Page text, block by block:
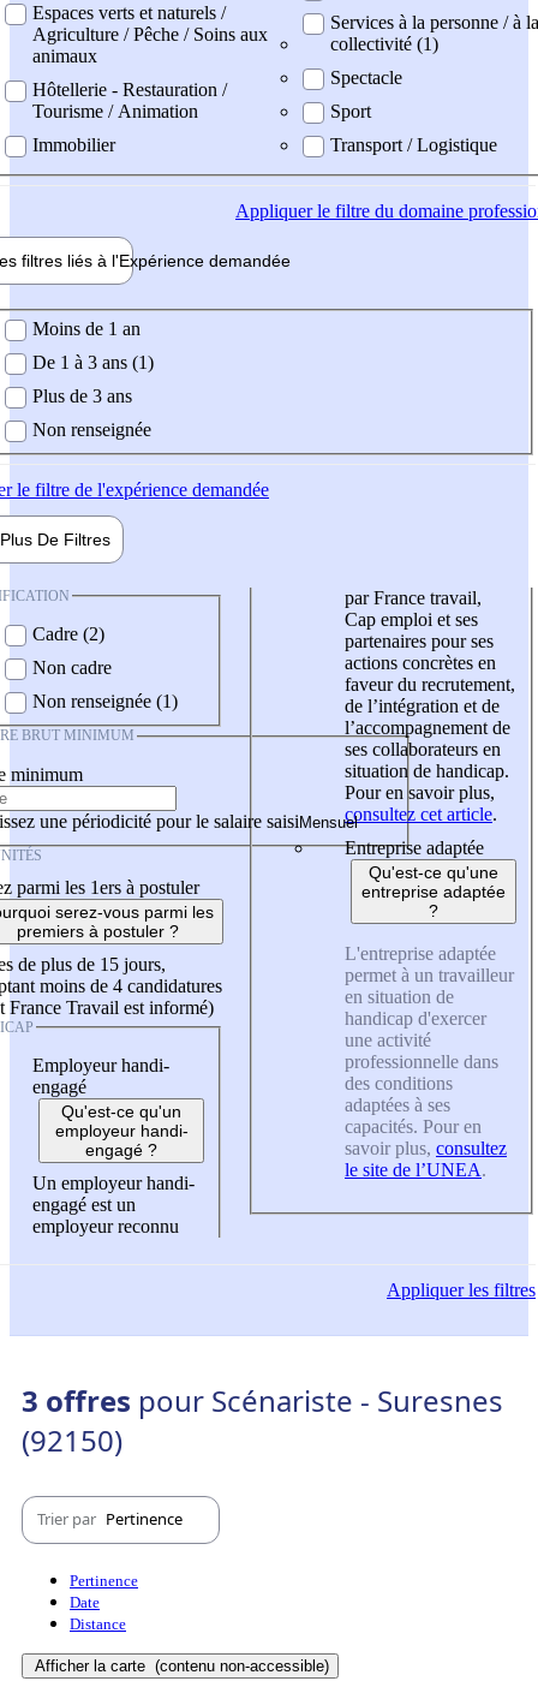
Espaces verts et naturels /
Agriculture / Pêche / Soins aux
animaux
Hôtellerie - Restauration /
Tourisme / Animation
Immobilier
Services à la personne / à la
collectivité (1)
Spectacle
Sport
Transport / Logistique
Appliquerle filtre du domaine
filtres liés à l'Expérience demandée
demandée
Moins de 1 an
De 1 à 3 ans (1)
Plus de 3 ans
Non renseignée
le filtre de l'expérience demandée
Plus De Filtres
Cadre (2)
Non cadre
Non renseignée (1)
BRUT MINIMUM
minimum
une périodicité pour le salaire saisi
parmi les 1ers à postuler
serez-vous parmi les
premiers à postuler ?
de plus de 15 jours,
moins de 4 candidatures
France Travail est informé)
Employeur handi-
engagé
Qu'est-ce qu'un
employeur handi-
engagé ?
Un employeur handi-
engagé est un
employeur reconnu
par France travail,
Cap emploi et ses
partenaires pour ses
actions concrètes en
faveur du recrutement,
de l’intégration et de
l’accompagnement de
ses collaborateurs en
situation de handicap.
Pour en savoir plus,
consultez cet article.
Entreprise adaptée
Qu'est-ce qu'une
entreprise adaptée
?
L'entreprise adaptée
permet à un travailleur
en situation de
handicap d'exercer
une activité
professionnelle dans
des conditions
adaptées à ses
capacités. Pour en
savoir plus, consultez
le site de l’UNEA.
Appliquerles filtres
3 offres pour Scénariste - Suresnes
(92150)
Trier par Pertinence
Pertinence
Date
Distance
Afficher la carte (contenu non-accessible)